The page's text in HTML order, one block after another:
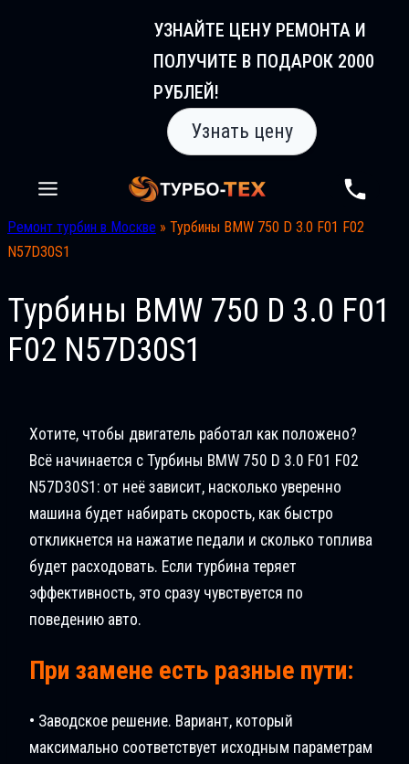
УЗНАЙТЕ ЦЕНУ РЕМОНТА И
ПОЛУЧИТЕ В ПОДАРОК 2000
РУБЛЕЙ!
Узнать цену
Ремонт турбин в Москве » Турбины BMW 750 D 3.0 F01 F02
N57D30S1
Турбины BMW 750 D 3.0 F01
F02 N57D30S1
Хотите, чтобы двигатель работал как положено?
Всё начинается с Турбины BMW 750 D 3.0 F01 F02
N57D30S1: от неё зависит, насколько уверенно
машина будет набирать скорость, как быстро
откликнется на нажатие педали и сколько топлива
будет расходовать. Если турбина теряет
эффективность, это сразу чувствуется по
поведению авто.
При замене есть разные пути:
• Заводское решение. Вариант, который
максимально соответствует исходным параметрам